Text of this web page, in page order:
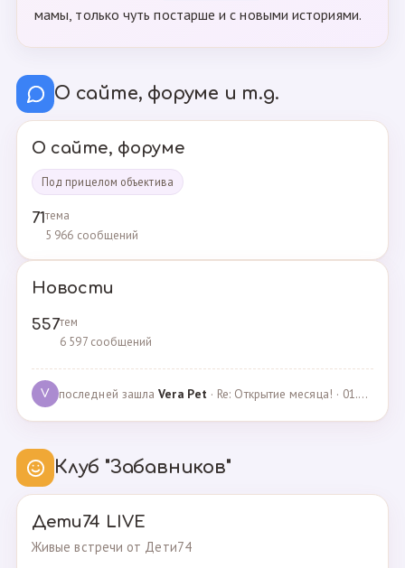
мамы, только чуть постарше и с новыми историями.
О сайте, форуме и т.д.
О сайте, форуме
Под прицелом объектива
71тема
5 966 сообщений
Новости
557тем
6 597 сообщений
V последней зашлаVera Pet · Re: Открытие месяца! · 01.04.2021
Клуб "Забавников"
Дети74 LIVE
Живые встречи от Дети74